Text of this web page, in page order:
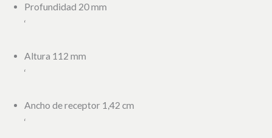
Profundidad 20 mm
‘
Altura 112 mm
‘
Ancho de receptor 1,42 cm
‘